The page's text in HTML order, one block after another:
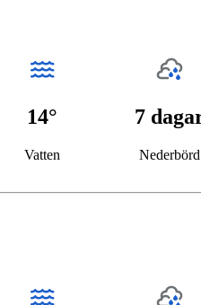
14°
Vatten
7
Nederbörd